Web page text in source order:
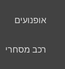
אופנועים
רכב מסחרי